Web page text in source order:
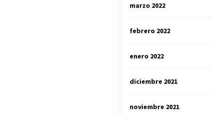
marzo 2022
febrero 2022
enero 2022
diciembre 2021
noviembre 2021